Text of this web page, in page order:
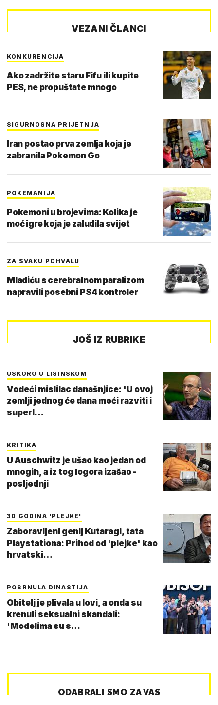
VEZANI ČLANCI
KONKURENCIJA
Ako zadržite staru Fifu ili kupite
PES, ne propuštate mnogo
SIGURNOSNA PRIJETNJA
Iran postao prva zemlja koja je
zabranila Pokemon Go
POKEMANIJA
Pokemoni u brojevima: Kolika je
moć igre koja je zaludila svijet
ZA SVAKU POHVALU
Mladiću s cerebralnom paralizom
napravili posebni PS4 kontroler
JOŠ IZ RUBRIKE
USKORO U LISINSKOM
Vodeći mislilac današnjice: 'U ovoj
zemlji jednog će dana moći razviti i
superl…
KRITIKA
U Auschwitz je ušao kao jedan od
mnogih, a iz tog logora izašao -
posljednji
30 GODINA 'PLEJKE'
Zaboravljeni genij Kutaragi, tata
Playstationa: Prihod od 'plejke' kao
hrvatski…
POSRNULA DINASTIJA
Obitelj je plivala u lovi, a onda su
krenuli seksualni skandali:
'Modelima su s…